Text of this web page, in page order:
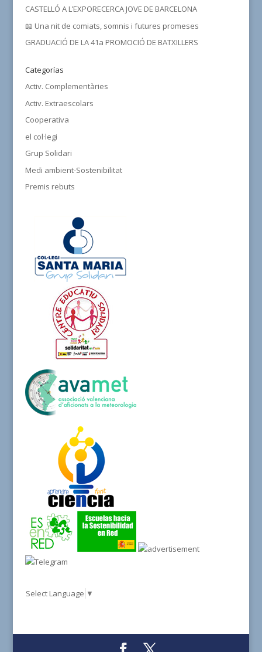
CASTELLÓ A L’EXPORECERCA JOVE DE BARCELONA
📖 Una nit de comiats, somnis i futures promeses
GRADUACIÓ DE LA 41a PROMOCIÓ DE BATXILLERS
Categorías
Activ. Complementàries
Activ. Extraescolars
Cooperativa
el col·legi
Grup Solidari
Medi ambient-Sostenibilitat
Premis rebuts
Select Language ▼